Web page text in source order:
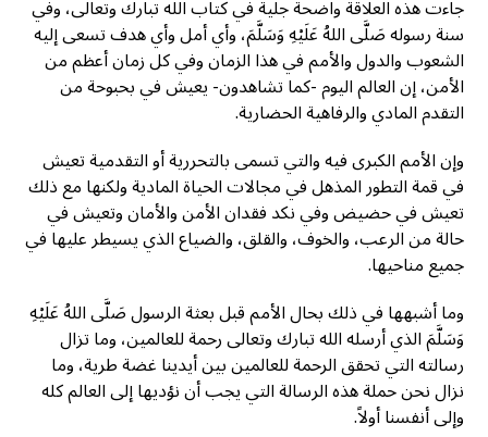
جاءت هذه العلاقة واضحة جلية في كتاب الله تبارك وتعالى، وفي
سنة رسوله صَلَّى اللهُ عَلَيْهِ وَسَلَّمَ، وأي أمل وأي هدف تسعى إليه
الشعوب والدول والأمم في هذا الزمان وفي كل زمان أعظم من
الأمن، إن العالم اليوم -كما تشاهدون- يعيش في بحبوحة من
التقدم المادي والرفاهية الحضارية.
وإن الأمم الكبرى فيه والتي تسمى بالتحررية أو التقدمية تعيش
في قمة التطور المذهل في مجالات الحياة المادية ولكنها مع ذلك
تعيش في حضيض وفي نكد فقدان الأمن والأمان وتعيش في
حالة من الرعب، والخوف، والقلق، والضياع الذي يسيطر عليها في
جميع مناحيها.
وما أشبهها في ذلك بحال الأمم قبل بعثة الرسول صَلَّى اللهُ عَلَيْهِ
وَسَلَّمَ الذي أرسله الله تبارك وتعالى رحمة للعالمين، وما تزال
رسالته التي تحقق الرحمة للعالمين بين أيدينا غضة طرية، وما
نزال نحن حملة هذه الرسالة التي يجب أن نؤديها إلى العالم كله
وإلى أنفسنا أولاً.